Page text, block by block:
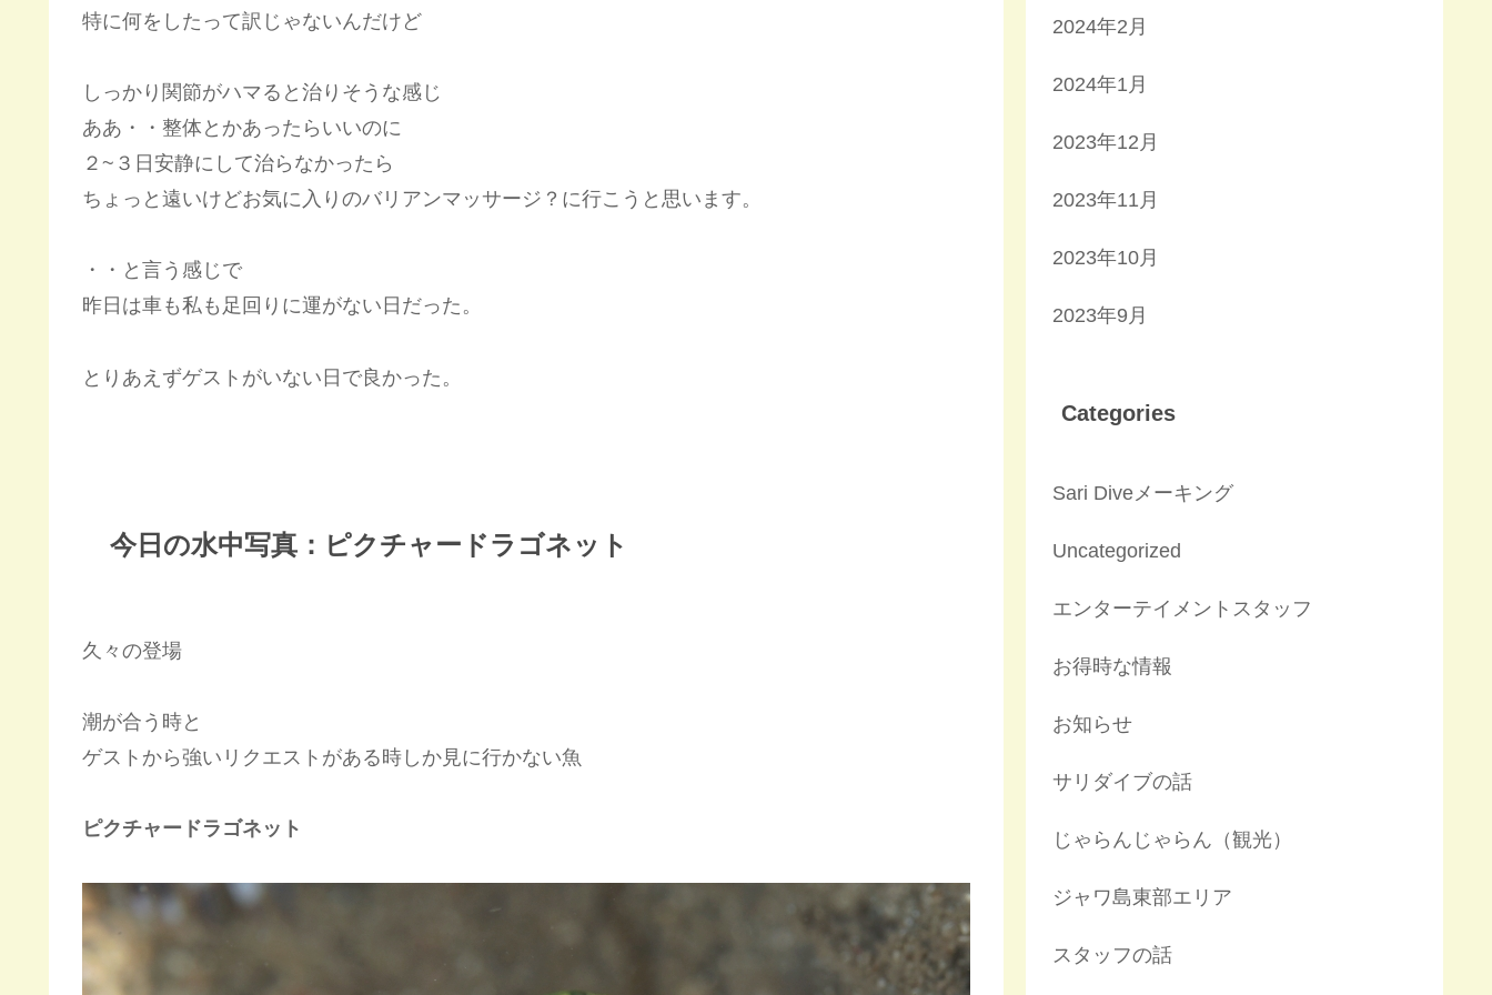
特に何をしたって訳じゃないんだけど
しっかり関節がハマると治りそうな感じ
ああ・・整体とかあったらいいのに
２~３日安静にして治らなかったら
ちょっと遠いけどお気に入りのバリアンマッサージ？に行こうと思います。
・・と言う感じで
昨日は車も私も足回りに運がない日だった。
とりあえずゲストがいない日で良かった。
今日の水中写真：ピクチャードラゴネット
久々の登場
潮が合う時と
ゲストから強いリクエストがある時しか見に行かない魚
ピクチャードラゴネット
2024年2月
2024年1月
2023年12月
2023年11月
2023年10月
2023年9月
Categories
Sari Diveメーキング
Uncategorized
エンターテイメントスタッフ
お得時な情報
お知らせ
サリダイブの話
じゃらんじゃらん（観光）
ジャワ島東部エリア
スタッフの話